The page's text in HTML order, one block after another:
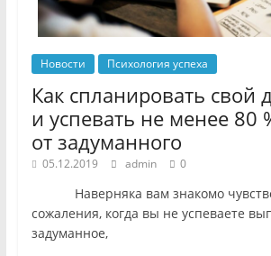
Новости Психология успеха
Как спланировать свой
и успевать не менее 80
от задуманного
05.12.2019 admin 0
Наверняка вам знакомо
сожаления, когда вы не успеваете
задуманное,